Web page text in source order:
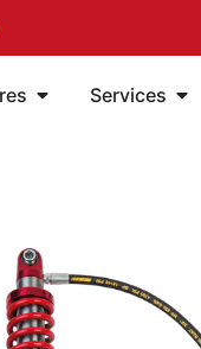
Ouvrir Accessoires
Services